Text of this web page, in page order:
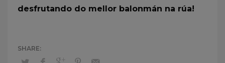
desfrutando do mellor balonmán na rúa!